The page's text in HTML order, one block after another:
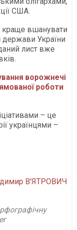
США.
краще вшанувати
держави України
лист вже
ворожнечі
роботи
– це
українцями –
В'ЯТРОВИЧ